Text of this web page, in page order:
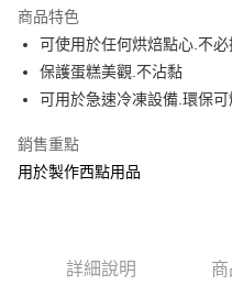
• 付款後7-11取貨
每筆NT$60，滿NT$699(含以
(請點開選項勾選)
商品特色
可使用於任何烘焙點心.不
保護蛋糕美觀.不沾黏
可用於急速冷凍設備.環保可
銷售重點
用於製作西點用品
詳細說明